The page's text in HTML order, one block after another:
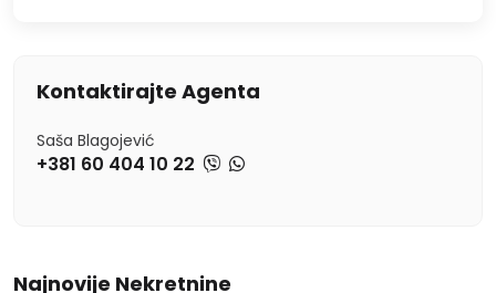
Kontaktirajte Agenta
Saša Blagojević
+381 60 404 10 22
Najnovije Nekretnine